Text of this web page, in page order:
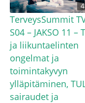
TerveysSummit
S04 – JAKSO 11 –
ja liikuntaelinten
ongelmat ja
toimintakyvyn
ylläpitäminen,
sairaudet ja